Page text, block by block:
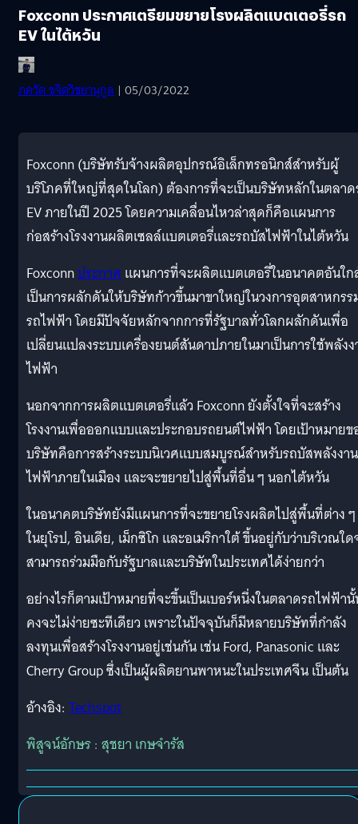
Foxconn ประกาศเตรียมขยายโรงผลิตแบตเตอรี่รถ
EV ในไต้หวัน
ภควัต ขจิตวิชยานุกูล | 05/03/2022
Foxconn (บริษัทรับจ้างผลิตอุปกรณ์อิเล็กทรอนิกส์สำหรับผู้
บริโภคที่ใหญ่ที่สุดในโลก) ต้องการที่จะเป็นบริษัทหลักในตลา
EV ภายในปี 2025 โดยความเคลื่อนไหวล่าสุดก็คือแผนการ
ก่อสร้างโรงงานผลิตเซลล์แบตเตอรี่และรถบัสไฟฟ้าในไต้หวัน
Foxconnประกาศแผนการที่จะผลิตแบตเตอรี่ในอนาคตอันใ
เป็นการผลักดันให้บริษัทก้าวขึ้นมาขาใหญ่ในวงการอุตสาหกรร
รถไฟฟ้า โดยมีปัจจัยหลักจากการที่รัฐบาลทั่วโลกผลักดันเพื่อ
เปลี่ยนแปลงระบบเครื่องยนต์สันดาปภายในมาเป็นการใช้พลัง
ไฟฟ้า
นอกจากการผลิตแบตเตอรี่แล้ว Foxconn ยังตั้งใจที่จะสร้าง
โรงงานเพื่อออกแบบและประกอบรถยนต์ไฟฟ้า โดยเป้าหมายข
บริษัทคือการสร้างระบบนิเวศแบบสมบูรณ์สำหรับรถบัสพลังงาน
ไฟฟ้าภายในเมือง และจะขยายไปสู่พื้นที่อื่น ๆ นอกไต้หวัน
ในอนาคตบริษัทยังมีแผนการที่จะขยายโรงผลิตไปสู่พื้นที่ต่าง ๆ
ในยุโรป, อินเดีย, เม็กซิโก และอเมริกาใต้ ขึ้นอยู่กับว่าบริเวณใ
สามารถร่วมมือกับรัฐบาลและบริษัทในประเทศได้ง่ายกว่า
อย่างไรก็ตามเป้าหมายที่จะขึ้นเป็นเบอร์หนึ่งในตลาดรถไฟฟ้า
คงจะไม่ง่ายซะทีเดียว เพราะในปัจจุบันก็มีหลายบริษัทที่กำลัง
ลงทุนเพื่อสร้างโรงงานอยู่เช่นกัน เช่น Ford, Panasonic และ
Cherry Group ซึ่งเป็นผู้ผลิตยานพาหนะในประเทศจีน เป็นต้น
อ้างอิง: Techspot
พิสูจน์อักษร : สุชยา เกษจำรัส